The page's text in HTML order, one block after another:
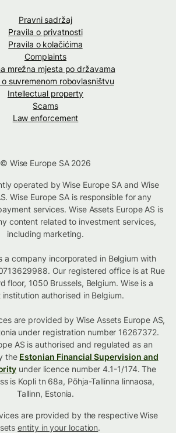
Pravni sadržaj
Pravila o privatnosti
Pravila o kolačićima
Complaints
mrežna mjesta po državama
suvremenom robovlasništvu
Intellectual property
Scams
Law enforcement
© Wise Europe SA 2026
operated by Wise Europe SA and Wise
Wise Europe SA is responsible for any
services. Wise Assets Europe AS is
content related to investment services,
including marketing.
a company incorporated in Belgium with
Our registered office is at Rue
floor, 1050 Brussels, Belgium. Wise is a
authorised in Belgium.
are provided by Wise Assets Europe AS,
under registration number 16267372.
AS is authorised and regulated as an
the Estonian Financial Supervision and
under licence number 4.1-1/174. The
is Kopli tn 68a, Põhja-Tallinna linnaosa,
Tallinn, Estonia.
are provided by the respective Wise
entity in your location.